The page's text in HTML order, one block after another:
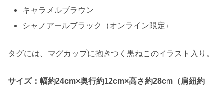
キャラメルブラウン
シャノアールブラック（オンライン限定）
タグには、マグカップに抱きつく黒ねこのイラスト入り。
サイズ：幅約24cm×奥行約12cm×高さ約28cm（肩紐約